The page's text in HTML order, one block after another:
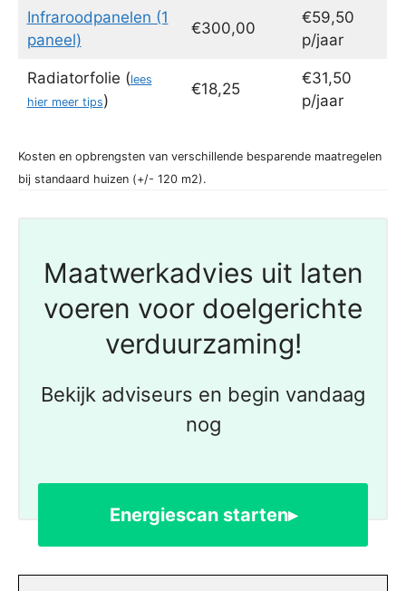
Infraroodpanelen (1
paneel)
€300,00
€59,50
p/jaar
Radiatorfolie (lees
hier meer tips)
€18,25
€31,50
p/jaar
Kosten en opbrengsten van verschillende besparende maatregelen
bij standaard huizen (+/- 120 m2).
Maatwerkadvies uit laten
voeren voor doelgerichte
verduurzaming!
Bekijk adviseurs en begin vandaag
nog
Energiescan starten▸